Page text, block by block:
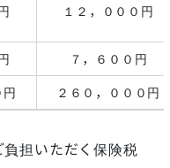
１２，０００円
７，６００円
２６０，０００円
担いただく保険税